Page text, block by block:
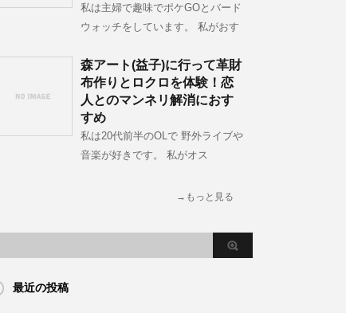
私は主婦で趣味でポケGOとバード
ウォッチをしています。 私がおす
森アート(益子)に行って革財
布作りとロクロを体験！恋
人とのマンネリ解消におす
すめ
私は20代前半のOLで 野外ライブや
音楽が好きです。 私がオス
→もっと見る
最近の投稿